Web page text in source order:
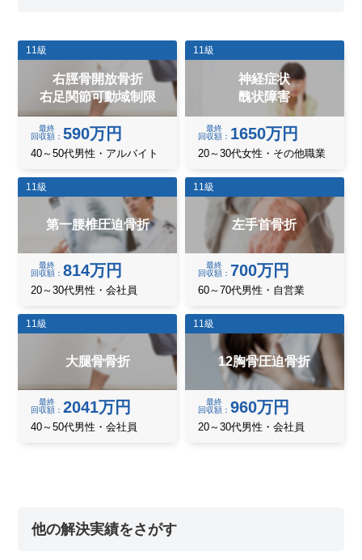
11級
右脛骨開放骨折
右足関節可動域制限
最終
回収額
590万円
40～50代男性・アルバイト
11級
神経症状
醜状障害
最終
回収額
1650万円
20～30代女性・その他職業
11級
第一腰椎圧迫骨折
最終
回収額
814万円
20～30代男性・会社員
11級
左手首骨折
最終
回収額
700万円
60～70代男性・自営業
11級
大腿骨骨折
最終
回収額
2041万円
40～50代男性・会社員
11級
12胸骨圧迫骨折
最終
回収額
960万円
20～30代男性・会社員
他の解決実績をさがす